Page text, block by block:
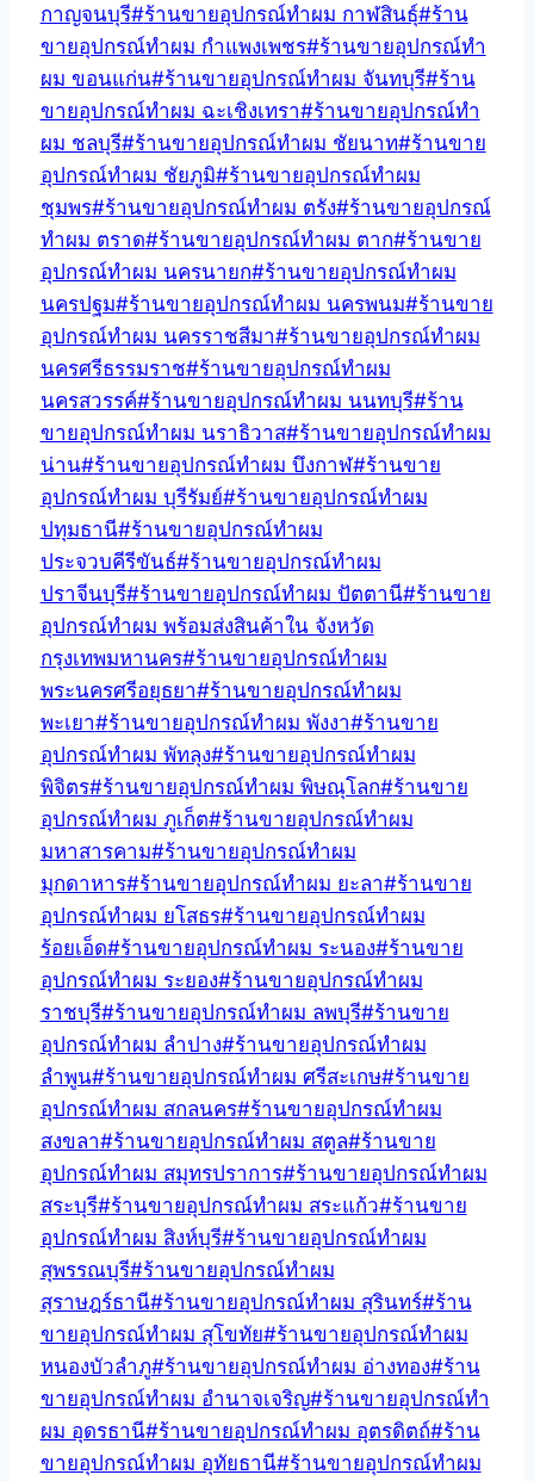
กาญจนบุรี#ร้านขายอุปกรณ์ทำผม กาฬสินธุ์#ร้าน
ขายอุปกรณ์ทำผม กำแพงเพชร#ร้านขายอุปกรณ์ทำ
ผม ขอนแก่น#ร้านขายอุปกรณ์ทำผม จันทบุรี#ร้าน
ขายอุปกรณ์ทำผม ฉะเชิงเทรา#ร้านขายอุปกรณ์ทำ
ผม ชลบุรี#ร้านขายอุปกรณ์ทำผม ชัยนาท#ร้านขาย
อุปกรณ์ทำผม ชัยภูมิ#ร้านขายอุปกรณ์ทำผม
ชุมพร#ร้านขายอุปกรณ์ทำผม ตรัง#ร้านขายอุปกรณ์
ทำผม ตราด#ร้านขายอุปกรณ์ทำผม ตาก#ร้านขาย
อุปกรณ์ทำผม นครนายก#ร้านขายอุปกรณ์ทำผม
นครปฐม#ร้านขายอุปกรณ์ทำผม นครพนม#ร้านขาย
อุปกรณ์ทำผม นครราชสีมา#ร้านขายอุปกรณ์ทำผม
นครศรีธรรมราช#ร้านขายอุปกรณ์ทำผม
นครสวรรค์#ร้านขายอุปกรณ์ทำผม นนทบุรี#ร้าน
ขายอุปกรณ์ทำผม นราธิวาส#ร้านขายอุปกรณ์ทำผม
น่าน#ร้านขายอุปกรณ์ทำผม บึงกาฬ#ร้านขาย
อุปกรณ์ทำผม บุรีรัมย์#ร้านขายอุปกรณ์ทำผม
ปทุมธานี#ร้านขายอุปกรณ์ทำผม
ประจวบคีรีขันธ์#ร้านขายอุปกรณ์ทำผม
ปราจีนบุรี#ร้านขายอุปกรณ์ทำผม ปัตตานี#ร้านขาย
อุปกรณ์ทำผม พร้อมส่งสินค้าใน จังหวัด
กรุงเทพมหานคร#ร้านขายอุปกรณ์ทำผม
พระนครศรีอยุธยา#ร้านขายอุปกรณ์ทำผม
พะเยา#ร้านขายอุปกรณ์ทำผม พังงา#ร้านขาย
อุปกรณ์ทำผม พัทลุง#ร้านขายอุปกรณ์ทำผม
พิจิตร#ร้านขายอุปกรณ์ทำผม พิษณุโลก#ร้านขาย
อุปกรณ์ทำผม ภูเก็ต#ร้านขายอุปกรณ์ทำผม
มหาสารคาม#ร้านขายอุปกรณ์ทำผม
มุกดาหาร#ร้านขายอุปกรณ์ทำผม ยะลา#ร้านขาย
อุปกรณ์ทำผม ยโสธร#ร้านขายอุปกรณ์ทำผม
ร้อยเอ็ด#ร้านขายอุปกรณ์ทำผม ระนอง#ร้านขาย
อุปกรณ์ทำผม ระยอง#ร้านขายอุปกรณ์ทำผม
ราชบุรี#ร้านขายอุปกรณ์ทำผม ลพบุรี#ร้านขาย
อุปกรณ์ทำผม ลำปาง#ร้านขายอุปกรณ์ทำผม
ลำพูน#ร้านขายอุปกรณ์ทำผม ศรีสะเกษ#ร้านขาย
อุปกรณ์ทำผม สกลนคร#ร้านขายอุปกรณ์ทำผม
สงขลา#ร้านขายอุปกรณ์ทำผม สตูล#ร้านขาย
อุปกรณ์ทำผม สมุทรปราการ#ร้านขายอุปกรณ์ทำผม
สระบุรี#ร้านขายอุปกรณ์ทำผม สระแก้ว#ร้านขาย
อุปกรณ์ทำผม สิงห์บุรี#ร้านขายอุปกรณ์ทำผม
สุพรรณบุรี#ร้านขายอุปกรณ์ทำผม
สุราษฎร์ธานี#ร้านขายอุปกรณ์ทำผม สุรินทร์#ร้าน
ขายอุปกรณ์ทำผม สุโขทัย#ร้านขายอุปกรณ์ทำผม
หนองบัวลำภู#ร้านขายอุปกรณ์ทำผม อ่างทอง#ร้าน
ขายอุปกรณ์ทำผม อำนาจเจริญ#ร้านขายอุปกรณ์ทำ
ผม อุดรธานี#ร้านขายอุปกรณ์ทำผม อุตรดิตถ์#ร้าน
ขายอุปกรณ์ทำผม อุทัยธานี#ร้านขายอุปกรณ์ทำผม